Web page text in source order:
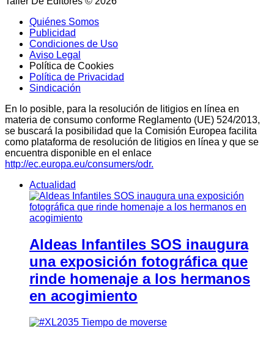
Quiénes Somos
Publicidad
Condiciones de Uso
Aviso Legal
Política de Cookies
Política de Privacidad
Sindicación
En lo posible, para la resolución de litigios en línea en
materia de consumo conforme Reglamento (UE) 524/2013,
se buscará la posibilidad que la Comisión Europea facilita
como plataforma de resolución de litigios en línea y que se
encuentra disponible en el enlace
http://ec.europa.eu/consumers/odr.
Actualidad
Aldeas Infantiles SOS inaugura
una exposición fotográfica que
rinde homenaje a los hermanos
en acogimiento